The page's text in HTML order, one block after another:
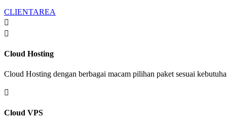
CLIENTAREA


Cloud Hosting
Cloud Hosting dengan berbagai macam pilihan paket sesuai

Cloud VPS